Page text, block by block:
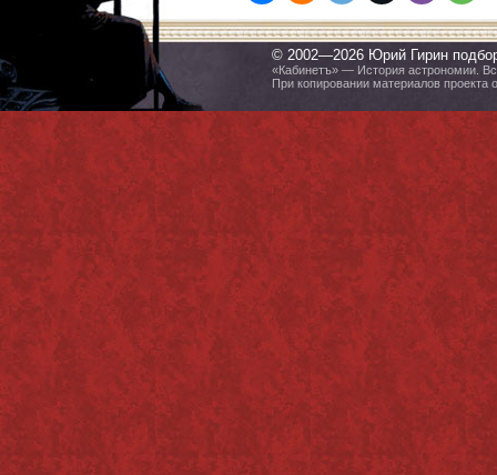
© 2002—2026 Юрий Гирин
«Кабинетъ» — История астрономии.
При копировании материалов проекта